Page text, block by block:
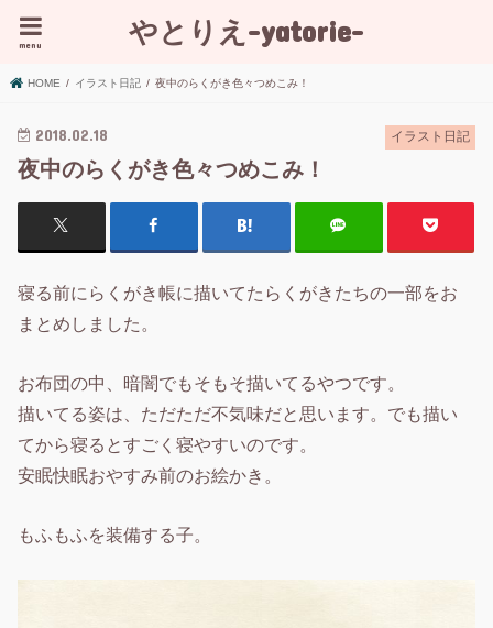
やとりえ-yatorie-
menu
HOME イラスト日記 夜中のらくがき色々つめこみ！
イラスト日記
2018.02.18
夜中のらくがき色々つめこみ！
寝る前にらくがき帳に描いてたらくがきたちの一部をお
まとめしました。
お布団の中、暗闇でもそもそ描いてるやつです。
描いてる姿は、ただただ不気味だと思います。でも描い
てから寝るとすごく寝やすいのです。
安眠快眠おやすみ前のお絵かき。
もふもふを装備する子。